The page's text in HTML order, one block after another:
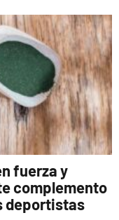
fuerza y
complemento
deportistas